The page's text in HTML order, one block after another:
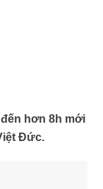
hơn 8h mới
Đức.